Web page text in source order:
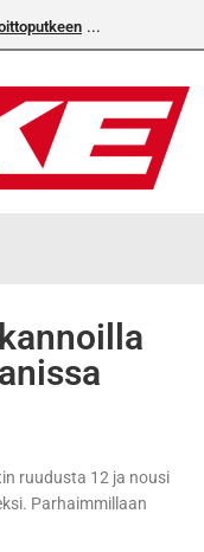
ruudusta 12 ja nousi
Parhaimmillaan